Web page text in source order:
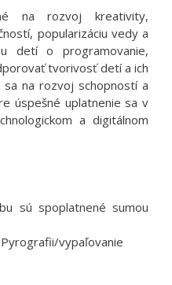
na rozvoj kreativity,
popularizáciu vedy a
detí o programovanie,
tvorivosť detí a ich
na rozvoj schopností a
úspešné uplatnenie sa v
a digitálnom
sú spoplatnené sumou
vypaľovanie